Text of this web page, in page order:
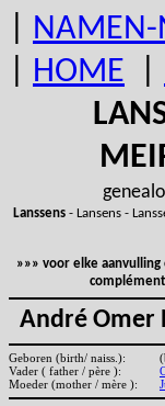
NAMEN-
HOME
Lanssens- Lansens -
»»» voor elke
André Omer
Geboren (birth/ naiss.):
Vader ( father / père ):
Moeder (mother / mère ):